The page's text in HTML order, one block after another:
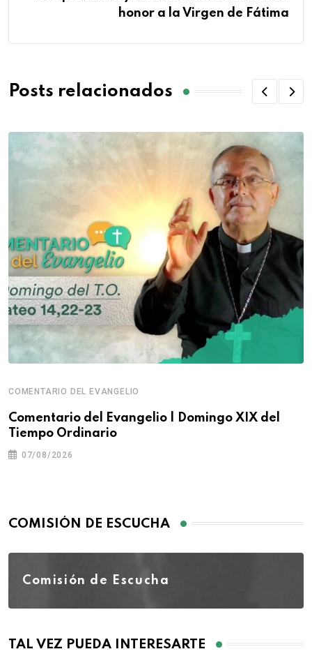
honor a la Virgen de Fátima
Posts relacionados
COMENTARIO DEL EVANGELIO
Comentario del Evangelio | Domingo XIX del
Tiempo Ordinario
07/08/2026
COMISIÓN DE ESCUCHA
Comisión de Escucha
TAL VEZ PUEDA INTERESARTE